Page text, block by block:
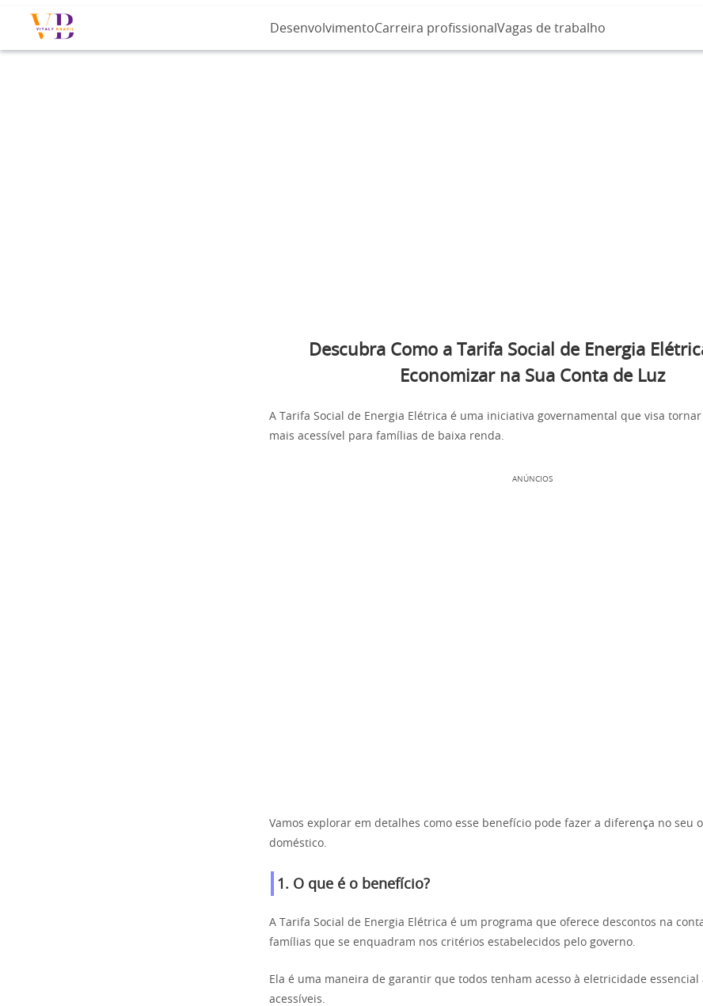
DesenvolvimentoCarreira profissionalVagas de trabalho
Descubra Como a Tarifa Social de Energia
Economizar na Sua Conta de Luz
A Tarifa Social de Energia Elétrica é uma iniciativa governamental que visa
mais acessível para famílias de baixa renda.
ANÚNCIOS
Vamos explorar em detalhes como esse benefício pode fazer a diferença no seu
doméstico.
1. O que é o benefício?
A Tarifa Social de Energia Elétrica é um programa que oferece descontos na
famílias que se enquadram nos critérios estabelecidos pelo governo.
Ela é uma maneira de garantir que todos tenham acesso à eletricidade essencial
acessíveis.